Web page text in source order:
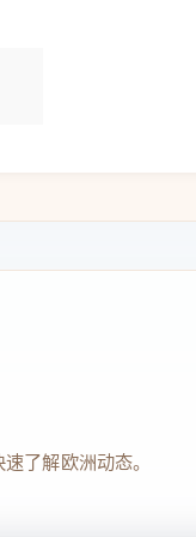
了解欧洲动态。